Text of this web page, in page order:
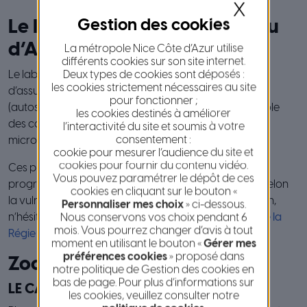
Le laboratoire de la Régie Eau
d’Azur
Le laboratoire de la Régie Eau d’Azur a pour mission
d’assurer sa propre surveillance de la qualité de l’eau
(autosurveillance). Dans ce cadre est réalisé un contrôle
des caractéristiques physico-chimiques et
microbiologiques des eaux distribuées aux usagers.
Ces prélèvements et analyses sont réalisés selon un
programme annuel, avec des fréquences variables selon
la vulnérabilité de la ressource. Pour plus d’information,
n’hésitez pas à consulterla page « qualité de l’eau » de la
Régie Eau d’Azur
.
Zoom sur la dureté de l’eau
LE CALCAIRE
X
La métropole Nice Côte d’Azur utilise
différents cookies sur son site internet.
Deux types de cookies sont déposés :
les cookies strictement nécessaires au site
pour fonctionner ;
les cookies destinés à améliorer
l’interactivité du site et soumis à votre
consentement :
cookie pour mesurer l’audience du site et
cookies pour fournir du contenu vidéo.
Vous pouvez paramétrer le dépôt de ces
cookies en cliquant sur le bouton «
Personnaliser mes choix» ci-dessous.
Nous conservons vos choix pendant 6
mois. Vous pourrez changer d’avis à tout
moment en utilisant le bouton «Gérer mes
préférences cookies» proposé dans
notre politique de Gestion des cookies en
bas de page. Pour plus d’informations sur
les cookies, veuillez consulter notre